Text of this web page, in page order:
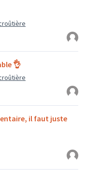
👌
il faut juste